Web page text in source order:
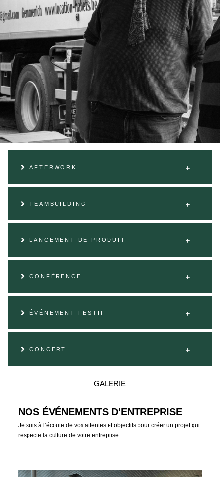
AFTERWORK
TEAMBUILDING
LANCEMENT DE PRODUIT
CONFÉRENCE
ÉVÉNEMENT FESTIF
CONCERT
GALERIE
NOS ÉVÉNEMENTS D'ENTREPRISE
Je suis à l’écoute de vos attentes et objectifs pour créer un projet qui
respecte la culture de votre entreprise.